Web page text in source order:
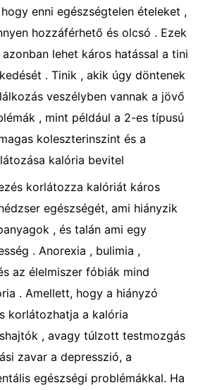
enni egészségtelen ételeket ,
hozzáférhető és olcsó . Ezek
lehet káros hatással a tini
. Tinik , akik úgy döntenek
veszélyben vannak a jövő
, mint például a 2-es típusú
koleszterinszint és a
kalória bevitel
korlátozza kalóriát káros
egészségét, ami hiányzik
, és talán ami egy
. Anorexia , bulimia ,
az élelmiszer fóbiák mind
. Amellett, hogy a hiányzó
korlátozhatja a kalória
, avagy túlzott testmozgás
zavar a depresszió, a
egészségi problémákkal. Ha